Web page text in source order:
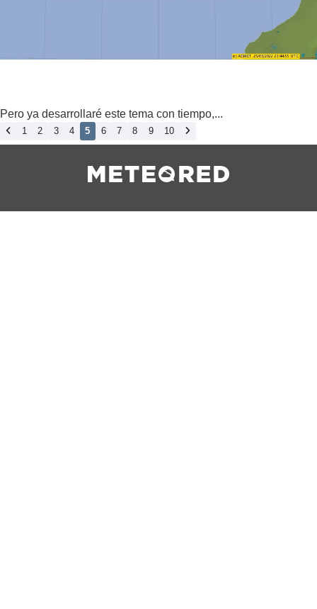
Pero ya desarrollaré este tema con tiempo,...
1 2 3 4 5 6 7 8 9 10